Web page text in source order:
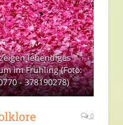
lebendiges
im Frühling (Foto:
- 378190278)
0